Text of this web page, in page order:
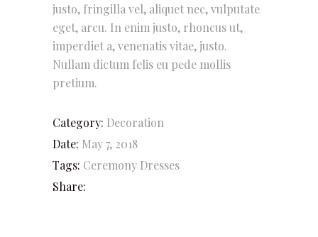
justo, fringilla vel, aliquet nec, vulputate
eget, arcu. In enim justo, rhoncus ut,
imperdiet a, venenatis vitae, justo.
Nullam dictum felis eu pede mollis
pretium.
Category: Decoration
Date: May 7, 2018
Tags: Ceremony Dresses
Share: